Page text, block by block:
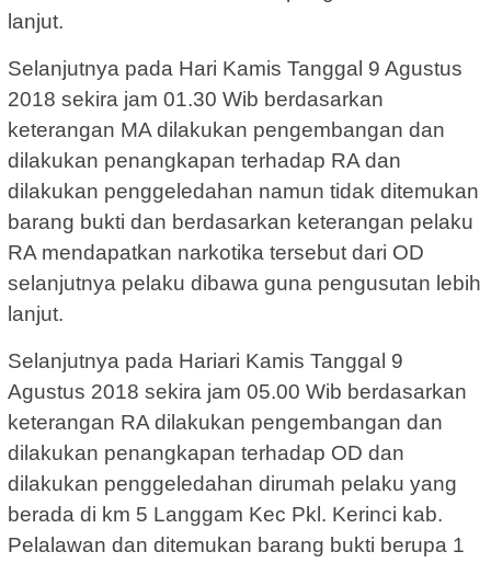
lanjut.
Selanjutnya pada Hari Kamis Tanggal 9 Agustus
2018 sekira jam 01.30 Wib berdasarkan
keterangan MA dilakukan pengembangan dan
dilakukan penangkapan terhadap RA dan
dilakukan penggeledahan namun tidak ditemukan
barang bukti dan berdasarkan keterangan pelaku
RA mendapatkan narkotika tersebut dari OD
selanjutnya pelaku dibawa guna pengusutan lebih
lanjut.
Selanjutnya pada Hariari Kamis Tanggal 9
Agustus 2018 sekira jam 05.00 Wib berdasarkan
keterangan RA dilakukan pengembangan dan
dilakukan penangkapan terhadap OD dan
dilakukan penggeledahan dirumah pelaku yang
berada di km 5 Langgam Kec Pkl. Kerinci kab.
Pelalawan dan ditemukan barang bukti berupa 1